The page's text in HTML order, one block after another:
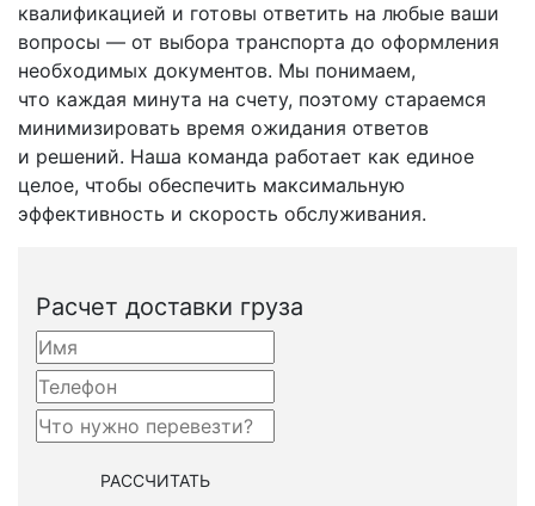
квалификацией и готовы ответить на любые ваши
вопросы — от выбора транспорта до оформления
необходимых документов. Мы понимаем,
что каждая минута на счету, поэтому стараемся
минимизировать время ожидания ответов
и решений. Наша команда работает как единое
целое, чтобы обеспечить максимальную
эффективность и скорость обслуживания.
Расчет доставки груза